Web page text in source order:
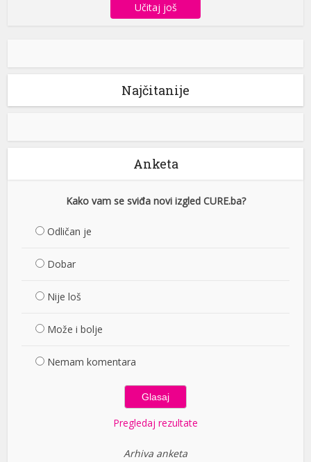
Učitaj još
Najčitanije
Anketa
Kako vam se sviđa novi izgled CURE.ba?
Odličan je
Dobar
Nije loš
Može i bolje
Nemam komentara
Pregledaj rezultate
Arhiva anketa